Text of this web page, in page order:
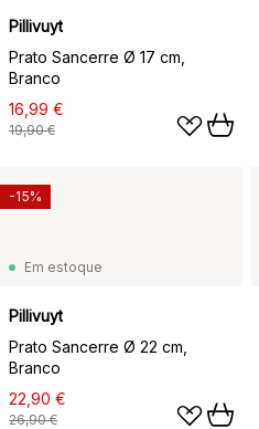
Pillivuyt
Prato Sancerre Ø 17 cm,
Branco
16,99 €
19,90 €
Em estoque
Pillivuyt
Prato Sancerre Ø 22 cm,
Branco
22,90 €
26,90 €
-15%